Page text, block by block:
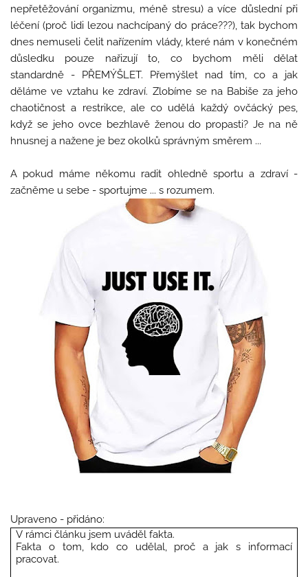
nepřetěžování organizmu, méně stresu) a více důslední při
léčení (proč lidi lezou nachcípaný do práce???), tak bychom
dnes nemuseli čelit nařízením vlády, které nám v konečném
důsledku pouze nařizují to, co bychom měli dělat
standardně - PŘEMÝŠLET. Přemýšlet nad tím, co a jak
děláme ve vztahu ke zdraví. Zlobíme se na Babiše za jeho
chaotičnost a restrikce, ale co udělá každý ovčácký pes,
když se jeho ovce bezhlavě ženou do propasti? Je na ně
hnusnej a nažene je bez okolků správným směrem ...
A pokud máme někomu radit ohledně sportu a zdraví -
začněme u sebe - sportujme ... s rozumem.
Upraveno - přidáno:
V rámci článku jsem uváděl fakta.
Fakta o tom, kdo co udělal, proč a jak s informací
pracovat.